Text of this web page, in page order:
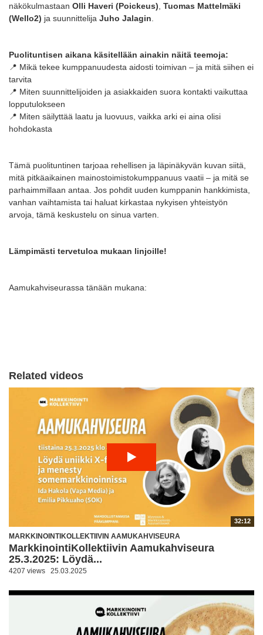
näkökulmastaan Olli Haveri (Poickeus) Tuomas Mattelmäki
(Wello2) ja suunnittelija Juho Jalagin
Puolituntisen aikana käsitellään ainakin näitä teemoja:
📍 Mikä tekee kumppanuudesta aidosti toimivan – ja mitä siihen ei
tarvita
📍 Miten suunnittelijoiden ja asiakkaiden suora kontakti vaikuttaa
lopputulokseen
📍 Miten säilyttää laatu ja luovuus, vaikka arki ei aina olisi
hohdokasta
Tämä puolituntinen tarjoaa rehellisen ja läpinäkyvän kuvan siitä,
mitä pitkäaikainen mainostoimistokumppanuus vaatii – ja mitä se
parhaimmillaan antaa. Jos pohdit uuden kumppanin hankkimista,
vanhan vaihtamista tai haluat kirkastaa nykyisen yhteistyön
arvoja, tämä keskustelu on sinua varten.
Lämpimästi tervetuloa mukaan linjoille!
Aamukahviseurassa tänään mukana:
Related videos
32:12
MARKKINOINTIKOLLEKTIIVIN AAMUKAHVISEURA
MarkkinointiKollektiivin Aamukahviseura
25.3.2025: Löydä...
4207 views 25.03.2025